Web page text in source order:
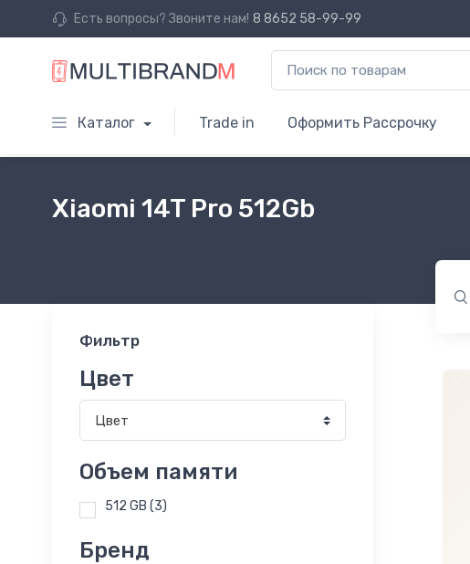
Есть вопросы? Звоните нам! 8 8652 58-99-99
Каталог Trade in Оформить Рассрочку
Xiaomi 14T Pro 512Gb
Фильтр
Цвет
Цвет
Объем памяти
512 GB (3)
Бренд